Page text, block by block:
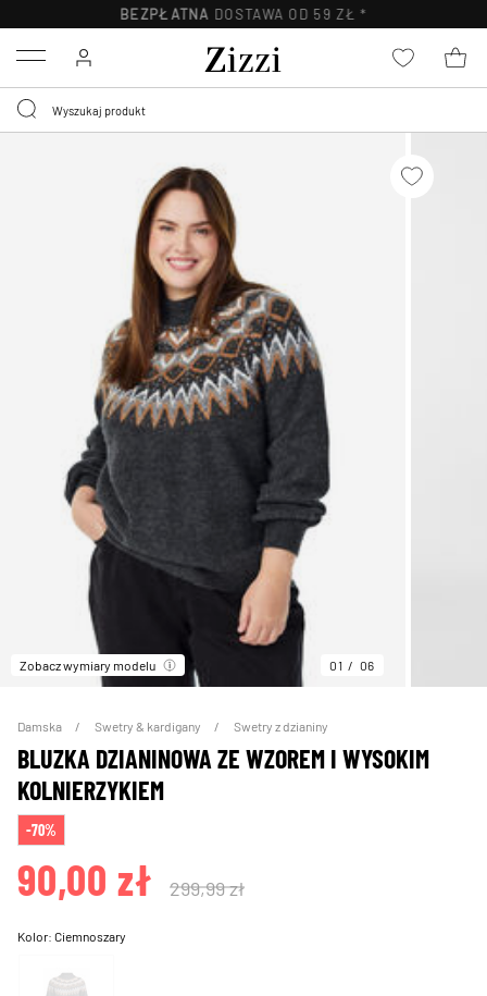
BEZPŁATNA DOSTAWA OD 59 ZŁ *
Menu
Zobacz wymiary modelu 01 06
Damska Swetry & kardigany Swetry z dzianiny
BLUZKA DZIANINOWA ZE WZOREM I WYSOKIM
KOLNIERZYKIEM
-70%
90,00 zł 299,99 zł
Kolor:Ciemnoszary